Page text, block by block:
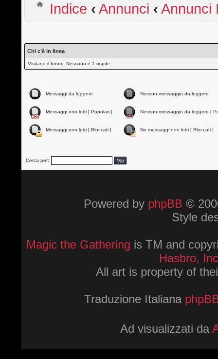
Indice ‹ Annunci ‹ Annunci
Chi c’è in linea
Visitano il forum: Nessuno e 1 ospite
Messaggi da leggere Nessun messaggio da leggere
Messaggi non letti [ Popolari ] Nessun messaggio da leggere [
Messaggi non letti [ Bloccati ] No messaggi non letti [ Bloccati ]
Cerca per:
Powered by phpBB ©
Style
Magic the Gathering is TM and
Hasbro,
All art is property of
Traduzione Italiana
Ad visualizzati da